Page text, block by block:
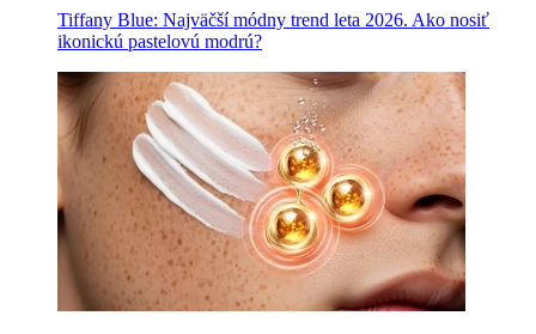
Tiffany Blue: Najväčší módny trend leta 2026. Ako nosiť
ikonickú pastelovú modrú?